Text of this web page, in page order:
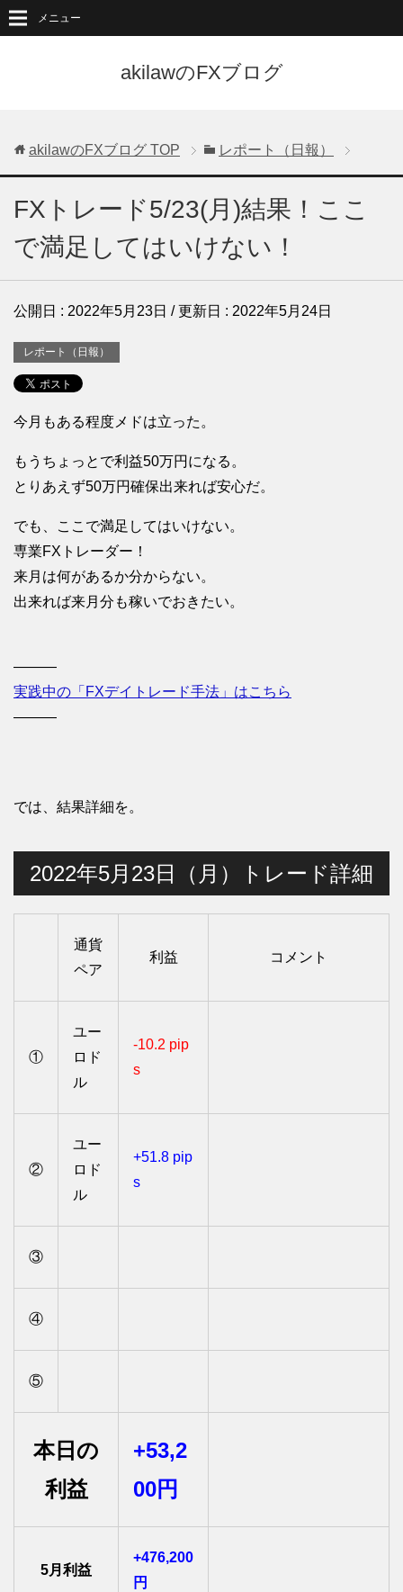
akilawのFXブログ
メニュー
akilawのFXブログ TOP レポート（日報）
FXトレード5/23(月)結果！ここ
で満足してはいけない！
公開日 : 2022年5月23日 / 更新日 : 2022年5月24日
レポート（日報）
今月もある程度メドは立った。
もうちょっとで利益50万円になる。
とりあえず50万円確保出来れば安心だ。
でも、ここで満足してはいけない。
専業FXトレーダー！
来月は何があるか分からない。
出来れば来月分も稼いでおきたい。
———
実践中の「FXデイトレード手法」はこちら
———
では、結果詳細を。
2022年5月23日（月）トレード詳細
通貨
ペア
利益 コメント
①
ユー
ロド
ル
-10.2 pip
s
②
ユー
ロド
ル
+51.8 pip
s
③
④
⑤
本日の
利益
+53,2
00円
5月利益
+476,200
円